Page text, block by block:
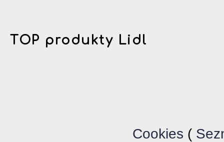
TOP produkty Lidl
Cookies (